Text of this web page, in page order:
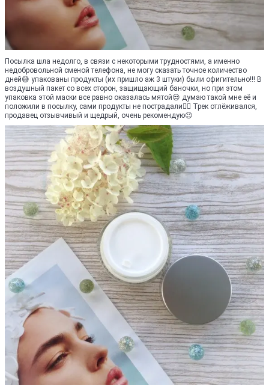
Посылка шла недолго, в связи с некоторыми трудностями, а именно
недобровольной сменой телефона, не могу сказать точное количество
дней😅 упакованы продукты (их пришло аж 3 штуки) были офигительно!!! В
воздушный пакет со всех сторон, защищающий баночки, но при этом
упаковка этой маски все равно оказалась мятой😒 думаю такой мне её и
положили в посылку, сами продукты не пострадали👍🏻 Трек отлёживался,
продавец отзывчивый и щедрый, очень рекомендую😉